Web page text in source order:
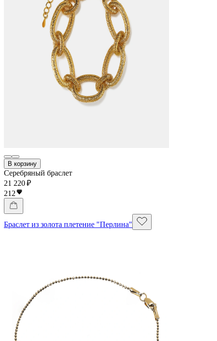
В корзину
Серебряный браслет
21 220 ₽
212
Браслет из золота плетение "Перлина"